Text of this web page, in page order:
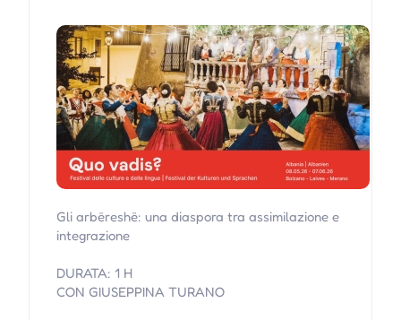
Gli arbëreshë: una diaspora tra assimilazione e
integrazione
DURATA: 1 H
CON GIUSEPPINA TURANO